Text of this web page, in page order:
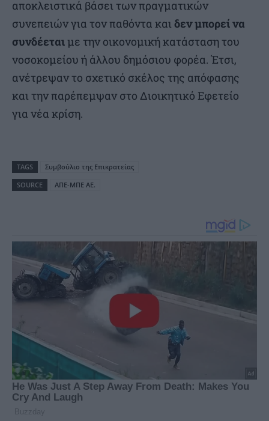
αποκλειστικά βάσει των πραγματικών
συνεπειών για τον παθόντα και δεν μπορεί να
συνδέεται με την οικονομική κατάσταση του
νοσοκομείου ή άλλου δημόσιου φορέα. Έτσι,
ανέτρεψαν το σχετικό σκέλος της απόφασης
και την παρέπεμψαν στο Διοικητικό Εφετείο
για νέα κρίση.
TAGS
Συμβούλιο της Επικρατείας
SOURCE
ΑΠΕ-ΜΠΕ ΑΕ.